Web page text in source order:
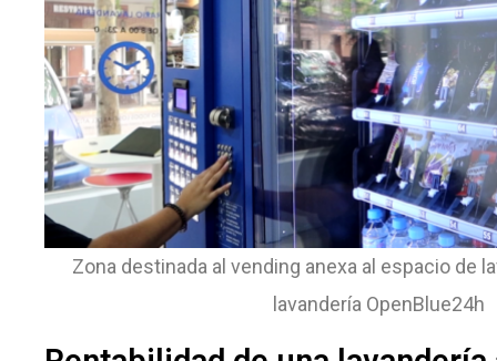
Zona destinada al vending anexa al espacio de
lavandería OpenBlue24h